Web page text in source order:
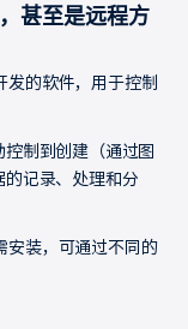
甚至是远程方
的软件，用于控制
制到创建（通过图
的记录、处理和分
装，可通过不同的